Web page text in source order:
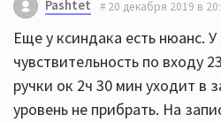
Pashtet 20 декабря 2019 в
Еще у ксиндака есть нюанс. У
чувствительность по входу
ручки ок 2ч 30 мин уходит в
уровень не прибрать. На